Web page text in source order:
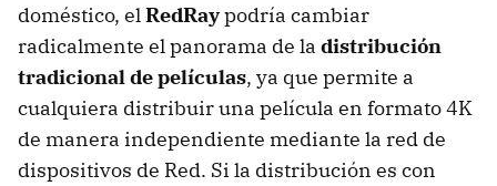
doméstico, elRedRaypodría cambiar
radicalmente el panorama de la distribución
tradicional de películas, ya que permite a
cualquiera distribuir una película en formato 4K
de manera independiente mediante la red de
dispositivos de Red. Si la distribución es con